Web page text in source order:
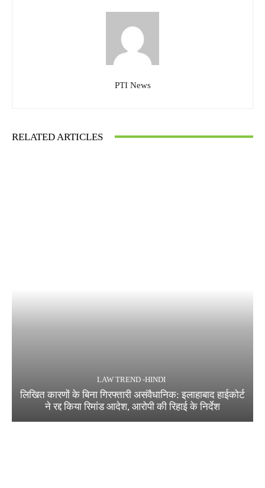
PTI News
RELATED ARTICLES
LAW TREND -HINDI
लिखित कारणों के बिना गिरफ्तारी असंवैधानिक: इलाहाबाद हाईकोर्ट
ने रद्द किया रिमांड आदेश, आरोपी की रिहाई के निर्देश